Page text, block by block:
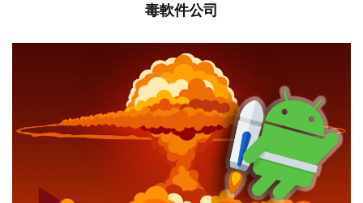
毒軟件公司